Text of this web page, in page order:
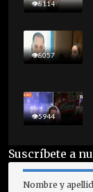
8114
8057
5944
Suscríbete a
Nombre y